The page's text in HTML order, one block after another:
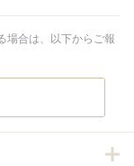
場合は、以下からご報